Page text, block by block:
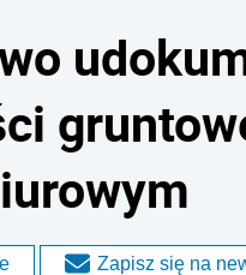
Zapisz się na